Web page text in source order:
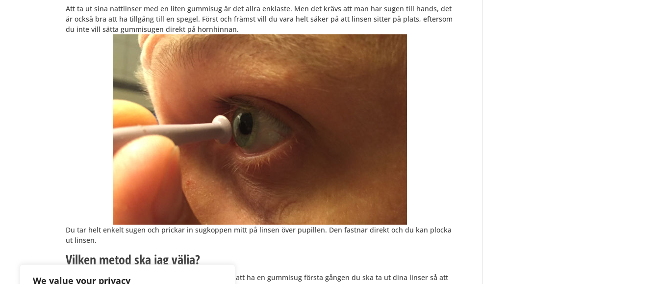
We value your privacy
Att ta ut sina nattlinser med en liten gummisug är det allra enklaste. Men det krävs att man har sugen till hands, det
är också bra att ha tillgång till en spegel. Först och främst vill du vara helt säker på att linsen sitter på plats, eftersom
du inte vill sätta gummisugen direkt på hornhinnan.
Du tar helt enkelt sugen och prickar in sugkoppen mitt på linsen över pupillen. Den fastnar direkt och du kan plocka
ut linsen.
Vilken metod ska jag välja?
Använd den metod som du tycker är enklast. Se till att ha en gummisug första gången du ska ta ut dina linser så att